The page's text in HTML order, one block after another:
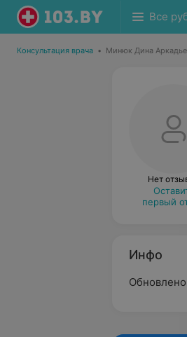
Все
Консультация врача • Минюк Дина
Нет
первый
Инфо